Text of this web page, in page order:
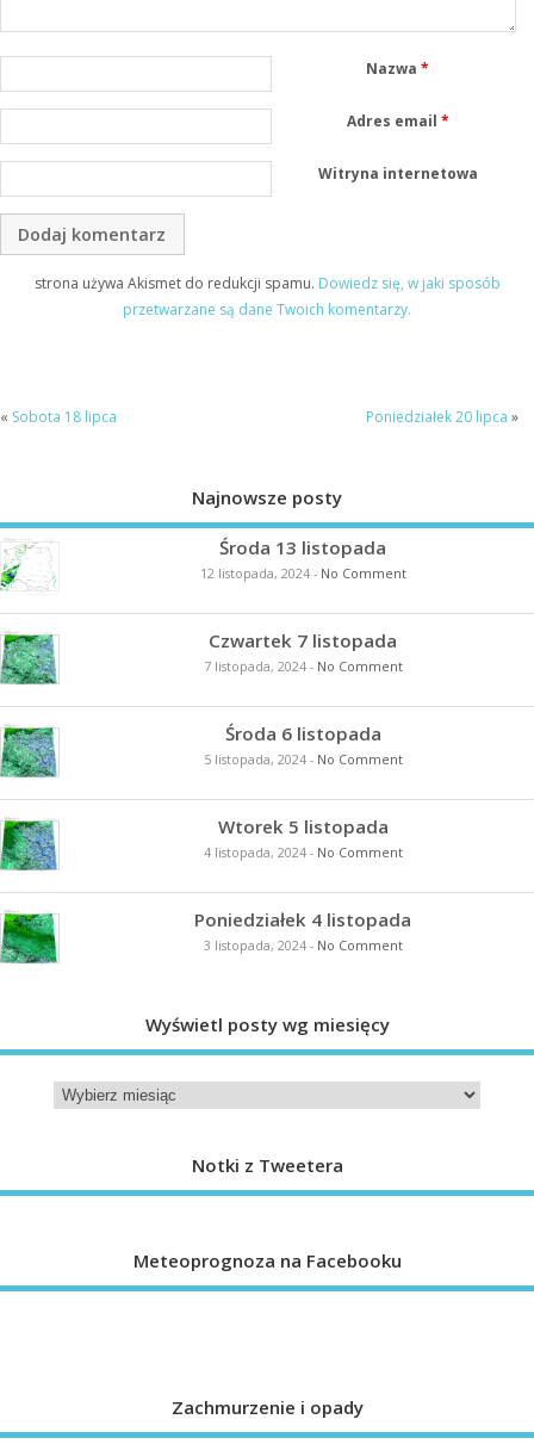
Nazwa*
Adres email *
Witryna internetowa
strona używa Akismet do redukcji spamu. Dowiedz się, w jaki sposób
przetwarzane są dane Twoich komentarzy.
« Sobota 18 lipca Poniedziałek 20 lipca »
Najnowsze posty
Środa 13 listopada
12 listopada, 2024- No Comment
Czwartek 7 listopada
7 listopada, 2024- No Comment
Środa 6 listopada
5 listopada, 2024- No Comment
Wtorek 5 listopada
4 listopada, 2024- No Comment
Poniedziałek 4 listopada
3 listopada, 2024- No Comment
Wyświetl posty wg miesięcy
Notki z Tweetera
Meteoprognoza na Facebooku
Zachmurzenie i opady